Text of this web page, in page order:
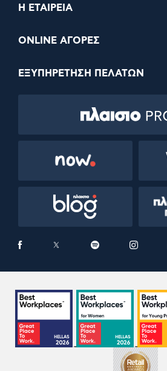
Η ΕΤΑΙΡΕΙΑ
ONLINE ΑΓΟΡΕΣ
ΕΞΥΠΗΡΕΤΗΣΗ ΠΕΛΑΤΩΝ